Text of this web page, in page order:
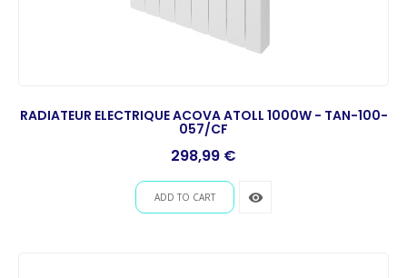
RADIATEUR ELECTRIQUE ACOVA ATOLL 1000W - TAN-100-
057/CF
Prix
298,99 €
ADD TO CART remove_red_eye